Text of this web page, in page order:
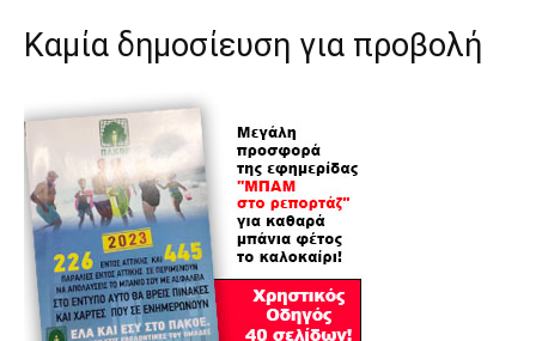
Καμία δημοσίευση για προβολή